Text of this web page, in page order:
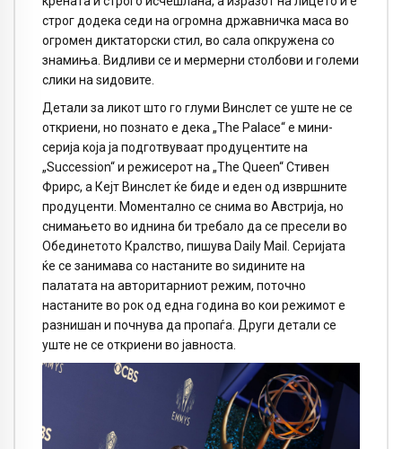
строг додека седи на огромна државничка маса во
огромен диктаторски стил, во сала опкружена со
знамиња. Видливи се и мермерни столбови и големи
слики на ѕидовите.
Детали за ликот што го глуми Винслет се уште не се
откриени, но познато е дека „The Palace“ е мини-
серија која ја подготвуваат продуцентите на
„Succession“ и режисерот на „The Queen“ Стивен
Фрирс, а Кејт Винслет ќе биде и еден од извршните
продуценти. Моментално се снима во Австрија, но
снимањето во иднина би требало да се пресели во
Обединетото Кралство, пишува Daily Mail. Серијата
ќе се занимава со настаните во ѕидините на
палатата на авторитарниот режим, поточно
настаните во рок од една година во кои режимот е
разнишан и почнува да пропаѓа. Други детали се
уште не се откриени во јавноста.